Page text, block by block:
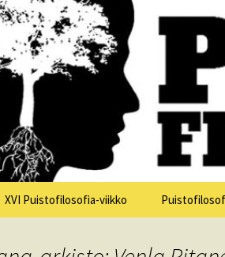
viikko Ikaalisissa 15.-
XVI Puistofilosofia-viikko